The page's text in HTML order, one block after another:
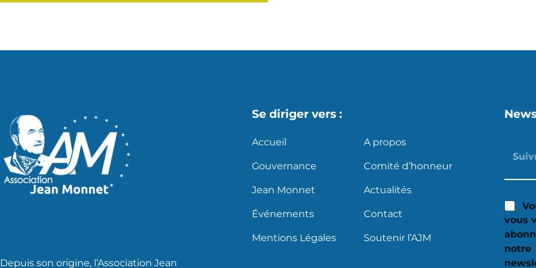
Depuis son origine, l’Association Jean
Se diriger vers :
Accueil A propos
Gouvernance Comité d’honneur
Jean Monnet Actualités
Événements Contact
Mentions Légales Soutenir l’AJM
vous
notre